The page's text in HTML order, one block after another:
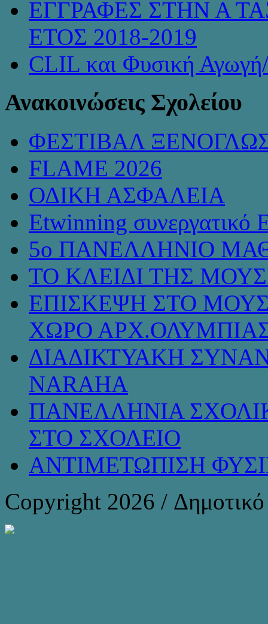
ΕΓΓΡΑΦΕΣ ΣΤΗΝ Α
ΕΤΟΣ 2018-2019
CLIL και Φυσική
Ανακοινώσεις Σχολείου
ΦΕΣΤΙΒΑΛ
FLAME 2026
ΟΔΙΚΗ ΑΣΦΑΛΕΙΑ
Etwinning συνεργατικό
5ο ΠΑΝΕΛΛΗΝΙΟ
ΤΟ ΚΛΕΙΔΙ ΤΗΣ
ΕΠΙΣΚΕΨΗ ΣΤΟ
ΧΩΡΟ
ΔΙΑΔΙΚΤΥΑΚΗ
NARAHA
ΠΑΝΕΛΛΗΝΙΑ
ΣΤΟ ΣΧΟΛΕΙΟ
ΑΝΤΙΜΕΤΩΠΙΣΗ
Copyright 2026 /